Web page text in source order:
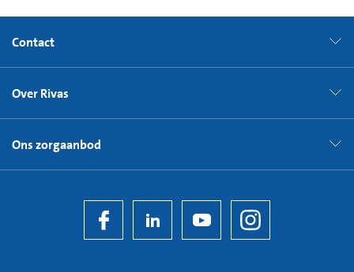
Contact
Over Rivas
Ons zorgaanbod